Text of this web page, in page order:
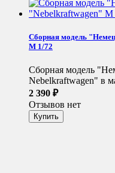
Сборная модель
М 1/72
Сборная модель
Nebelkraftwagen" в
2 390 ₽
Отзывов нет